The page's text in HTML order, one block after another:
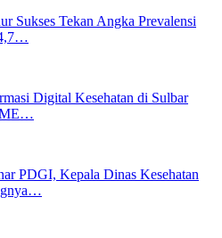
Sukses Tekan Angka Prevalensi
Digital Kesehatan di Sulbar
PDGI, Kepala Dinas Kesehatan